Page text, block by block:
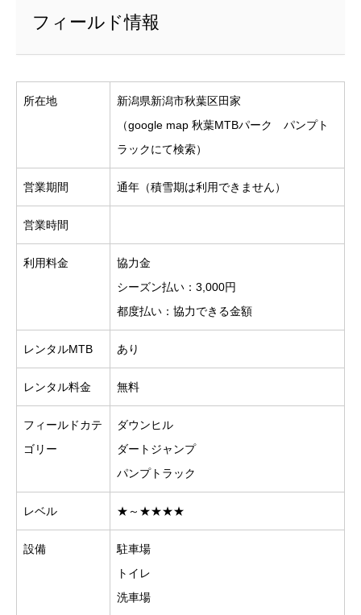
フィールド情報
所在地
新潟県新潟市秋葉区田家
（google map 秋葉MTBパーク パンプト
ラックにて検索）
営業期間 通年（積雪期は利用できません）
営業時間
利用料金
協力金
シーズン払い：3,000円
都度払い：協力できる金額
レンタルMTB あり
レンタル料金 無料
フィールドカテ
ゴリー
ダウンヒル
ダートジャンプ
パンプトラック
レベル ★～★★★★
設備
駐車場
トイレ
洗車場